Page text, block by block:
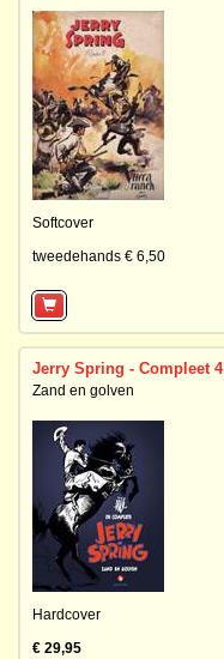
Softcover
tweedehands € 6,50
Jerry Spring - Compleet 4
Zand en golven
Hardcover
€ 29,95